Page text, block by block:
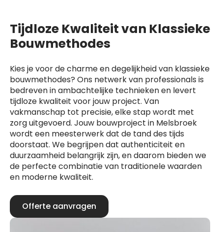
Tijdloze Kwaliteit van Klassieke
Bouwmethodes
Kies je voor de charme en degelijkheid van klassieke
bouwmethodes? Ons netwerk van professionals is
bedreven in ambachtelijke technieken en levert
tijdloze kwaliteit voor jouw project. Van
vakmanschap tot precisie, elke stap wordt met
zorg uitgevoerd. Jouw bouwproject in Melsbroek
wordt een meesterwerk dat de tand des tijds
doorstaat. We begrijpen dat authenticiteit en
duurzaamheid belangrijk zijn, en daarom bieden we
de perfecte combinatie van traditionele waarden
en moderne kwaliteit.
Offerte aanvragen